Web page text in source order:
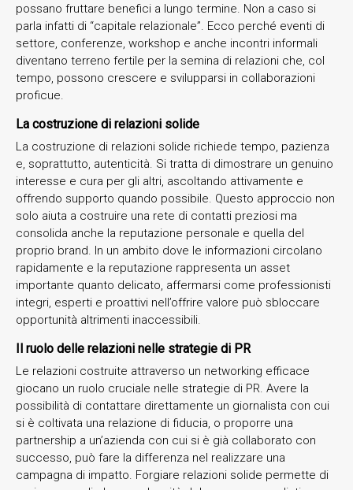
possano fruttare benefici a lungo termine. Non a caso si
parla infatti di “capitale relazionale”. Ecco perché eventi di
settore, conferenze, workshop e anche incontri informali
diventano terreno fertile per la semina di relazioni che, col
tempo, possono crescere e svilupparsi in collaborazioni
proficue.
La costruzione di relazioni solide
La costruzione di relazioni solide richiede tempo, pazienza
e, soprattutto, autenticità. Si tratta di dimostrare un genuino
interesse e cura per gli altri, ascoltando attivamente e
offrendo supporto quando possibile. Questo approccio non
solo aiuta a costruire una rete di contatti preziosi ma
consolida anche la reputazione personale e quella del
proprio brand. In un ambito dove le informazioni circolano
rapidamente e la reputazione rappresenta un asset
importante quanto delicato, affermarsi come professionisti
integri, esperti e proattivi nell’offrire valore può sbloccare
opportunità altrimenti inaccessibili.
Il ruolo delle relazioni nelle strategie di PR
Le relazioni costruite attraverso un networking efficace
giocano un ruolo cruciale nelle strategie di PR. Avere la
possibilità di contattare direttamente un giornalista con cui
si è coltivata una relazione di fiducia, o proporre una
partnership a un’azienda con cui si è già collaborato con
successo, può fare la differenza nel realizzare una
campagna di impatto. Forgiare relazioni solide permette di